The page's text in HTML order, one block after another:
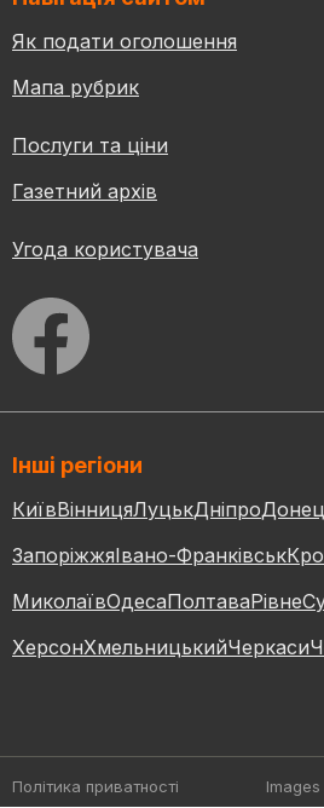
Як подати оголошення
Мапа рубрик
Послуги та ціни
Газетний архів
Угода користувача
Інші регіони
КиївВінницяЛуцькДніпро
ЗапоріжжяІвано-Франківськ
МиколаївОдесаПолтаваРівне
ХерсонХмельницькийЧеркаси
Політика приватності